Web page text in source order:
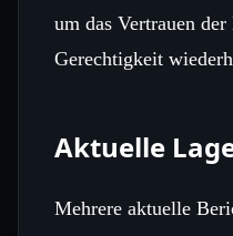
um das Vertrauen
Gerechtigkeit
Aktuelle
Mehrere aktuelle